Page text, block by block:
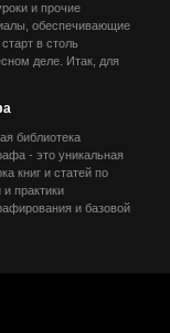
и прочие
обеспечивающие
старт в столь
деле. Итак, для
какие
библиотека
- это уникальная
книг и статей по
и практики
и базовой